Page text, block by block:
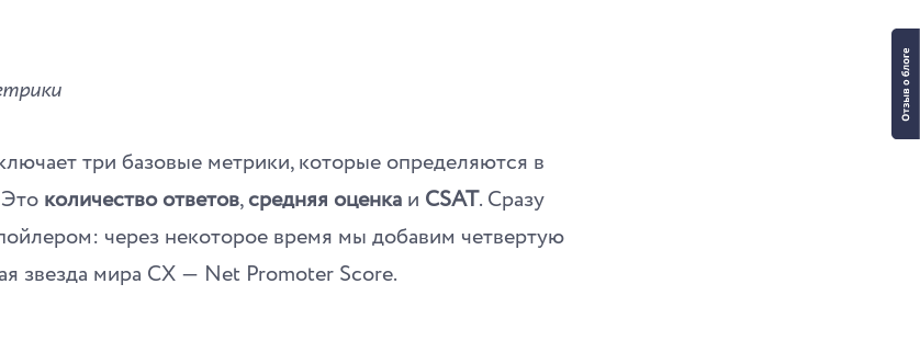
три базовые метрики, которые определяются в
количество ответов,средняя оценка и CSAT. Сразу
через некоторое время мы добавим четвертую
звезда мира CX ― Net Promoter Score.